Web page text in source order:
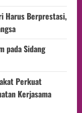
Harus Berprestasi,
pada Sidang
Perkuat
Kerjasama